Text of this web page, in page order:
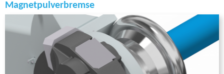
Magnetpulverbremse